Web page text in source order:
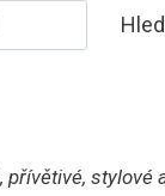
přívětivé, stylové